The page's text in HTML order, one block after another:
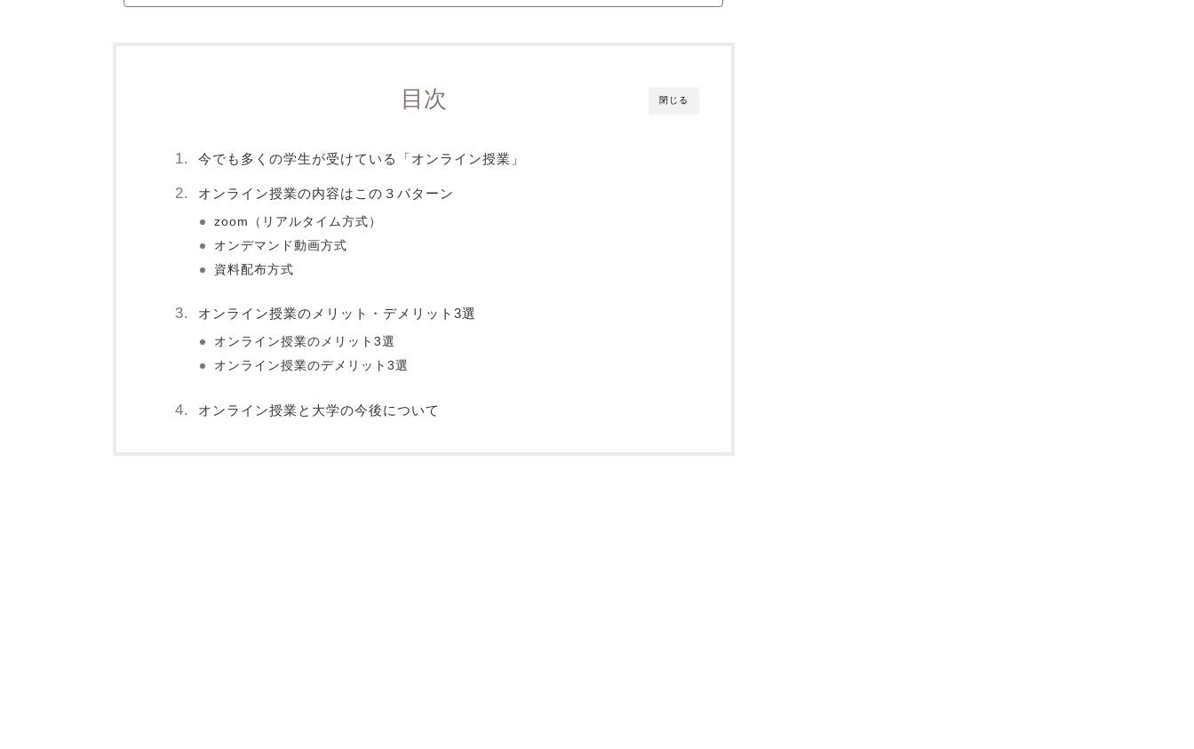
閉じる
目次
今でも多くの学生が受けている「オンライン授業」
オンライン授業の内容はこの３パターン
zoom（リアルタイム方式）
オンデマンド動画方式
資料配布方式
オンライン授業のメリット・デメリット3選
オンライン授業のメリット3選
オンライン授業のデメリット3選
オンライン授業と大学の今後について